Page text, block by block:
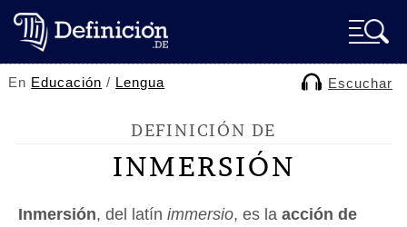
En Educación / Lengua Escuchar
DEFINICIÓN DE
INMERSIÓN
Inmersión, del latín immersio, es la acción de